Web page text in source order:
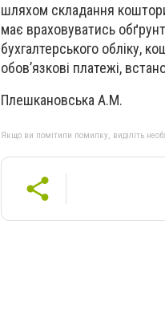
шляхом складання
має враховуватись
бухгалтерського обліку,
обов’язкові платежі,
Плешкановська А.М.
Якщо ви помітили помилку, виділіть